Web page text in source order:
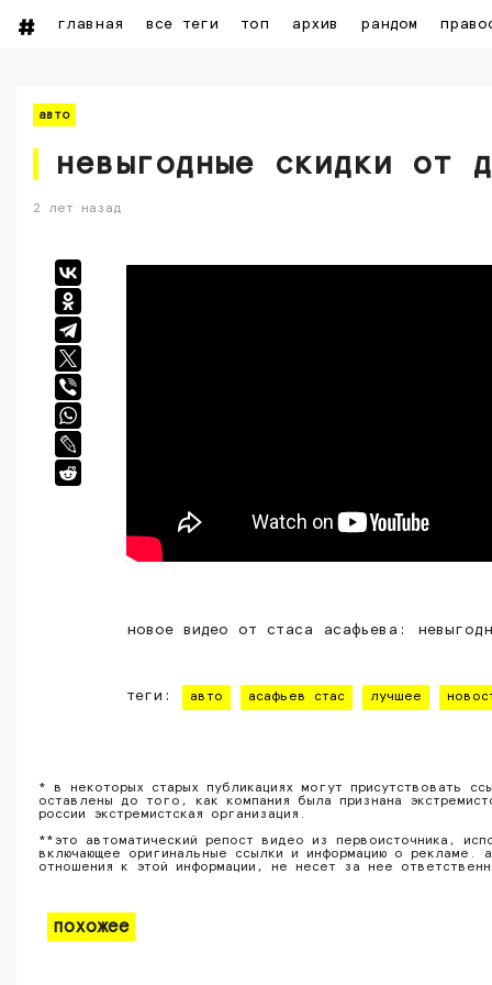
главная все теги топ архив рандом
авто
невыгодные скидки от
2 лет назад
новое видео от стаса асафьева:
теги: авто асафьев стас лучшее
* в некоторых старых публикациях могут присутствовать
оставлены до того, как компания была признана
россии экстремистская организация.
**это автоматический репост видео из первоисточника,
включающее оригинальные ссылки и информацию о рекламе.
отношения к этой информации, не несет за нее
похожее